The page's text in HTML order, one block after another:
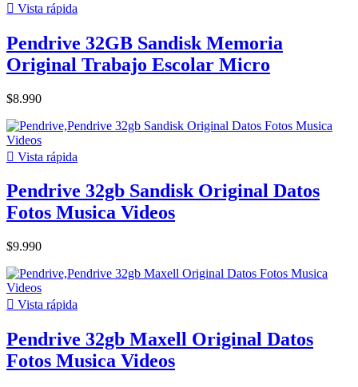
 Vista rápida
Pendrive 32GB Sandisk Memoria
Original Trabajo Escolar Micro
$8.990
 Vista rápida
Pendrive 32gb Sandisk Original Datos
Fotos Musica Videos
$9.990
 Vista rápida
Pendrive 32gb Maxell Original Datos
Fotos Musica Videos